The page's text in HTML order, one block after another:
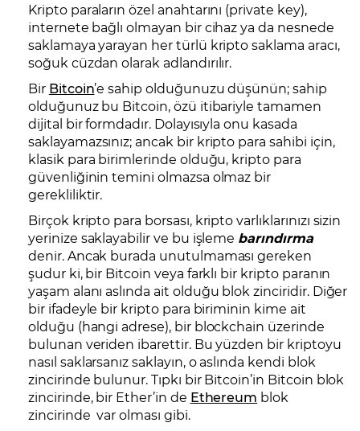
Kripto paraların özel anahtarını (private key),
internete bağlı olmayan bir cihaz ya da nesnede
saklamaya yarayan her türlü kripto saklama aracı,
soğuk cüzdan olarak adlandırılır.
Bir Bitcoin’e sahip olduğunuzu düşünün; sahip
olduğunuz bu Bitcoin, özü itibariyle tamamen
dijital bir formdadır. Dolayısıyla onu kasada
saklayamazsınız; ancak bir kripto para sahibi için,
klasik para birimlerinde olduğu, kripto para
güvenliğinin temini olmazsa olmaz bir
gerekliliktir.
Birçok kripto para borsası, kripto varlıklarınızı sizin
yerinize saklayabilir ve bu işleme barındırma
denir. Ancak burada unutulmaması gereken
şudur ki, bir Bitcoin veya farklı bir kripto paranın
yaşam alanı aslında ait olduğu blok zinciridir. Diğer
bir ifadeyle bir kripto para biriminin kime ait
olduğu (hangi adrese), bir blockchain üzerinde
bulunan veriden ibarettir. Bu yüzden bir kriptoyu
nasıl saklarsanız saklayın, o aslında kendi blok
zincirinde bulunur. Tıpkı bir Bitcoin’in Bitcoin blok
zincirinde, bir Ether’in de Ethereum blok
zincirinde var olması gibi.